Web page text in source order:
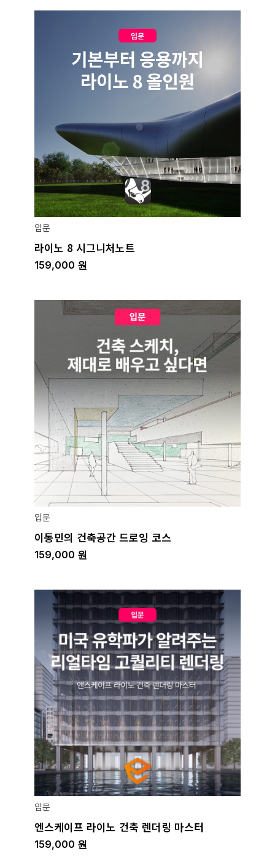
입문
라이노 8 시그니처노트
159,000 원
입문
이동민의 건축공간 드로잉 코스
159,000 원
입문
엔스케이프 라이노 건축 렌더링 마스터
159,000 원